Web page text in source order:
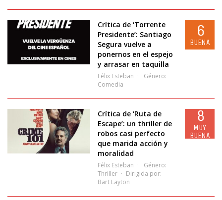
Crítica de ‘Torrente
Presidente’: Santiago
Segura vuelve a
ponernos en el espejo
y arrasar en taquilla
Félix Esteban
Género:
Comedia
6
BUENA
Crítica de ‘Ruta de
Escape’: un thriller de
robos casi perfecto
que marida acción y
moralidad
Félix Esteban
Género:
Thriller
Dirigida por:
Bart Layton
8
MUY
BUENA